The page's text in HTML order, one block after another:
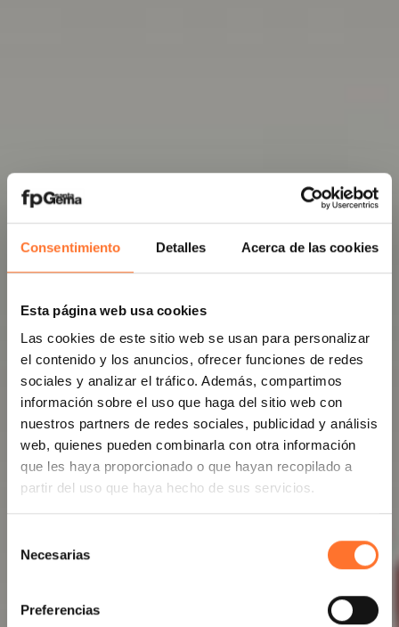
Consentimiento Detalles Acerca de las cookies
Esta página web usa cookies
Las cookies de este sitio web se usan para personalizar
el contenido y los anuncios, ofrecer funciones de redes
sociales y analizar el tráfico. Además, compartimos
información sobre el uso que haga del sitio web con
nuestros partners de redes sociales, publicidad y análisis
web, quienes pueden combinarla con otra información
que les haya proporcionado o que hayan recopilado a
partir del uso que haya hecho de sus servicios.
Necesarias
Preferencias